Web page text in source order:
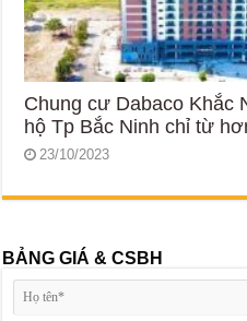
Chung cư Dabaco Khắc
hộ Tp Bắc Ninh chỉ từ
23/10/2023
BẢNG GIÁ & CSBH